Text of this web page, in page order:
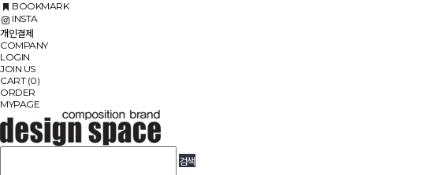
BOOKMARK
INSTA
개인결제
COMPANY
LOGIN
JOIN US
CART (0)
ORDER
MYPAGE